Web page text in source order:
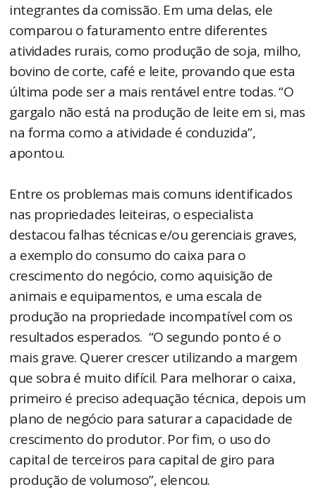
integrantes da comissão. Em uma delas, ele
comparou o faturamento entre diferentes
atividades rurais, como produção de soja, milho,
bovino de corte, café e leite, provando que esta
última pode ser a mais rentável entre todas. “O
gargalo não está na produção de leite em si, mas
na forma como a atividade é conduzida”,
apontou.
Entre os problemas mais comuns identificados
nas propriedades leiteiras, o especialista
destacou falhas técnicas e/ou gerenciais graves,
a exemplo do consumo do caixa para o
crescimento do negócio, como aquisição de
animais e equipamentos, e uma escala de
produção na propriedade incompatível com os
resultados esperados. “O segundo ponto é o
mais grave. Querer crescer utilizando a margem
que sobra é muito difícil. Para melhorar o caixa,
primeiro é preciso adequação técnica, depois um
plano de negócio para saturar a capacidade de
crescimento do produtor. Por fim, o uso do
capital de terceiros para capital de giro para
produção de volumoso”, elencou.